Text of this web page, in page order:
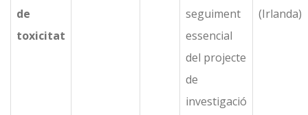
de
toxicitat
seguiment
essencial
del projecte
de
investigació
(Irlanda)